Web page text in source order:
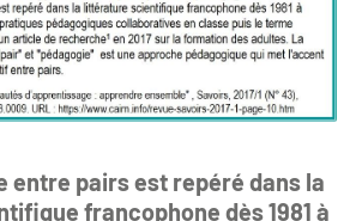
entre pairs est repéré dans la
francophone dès 1981 à